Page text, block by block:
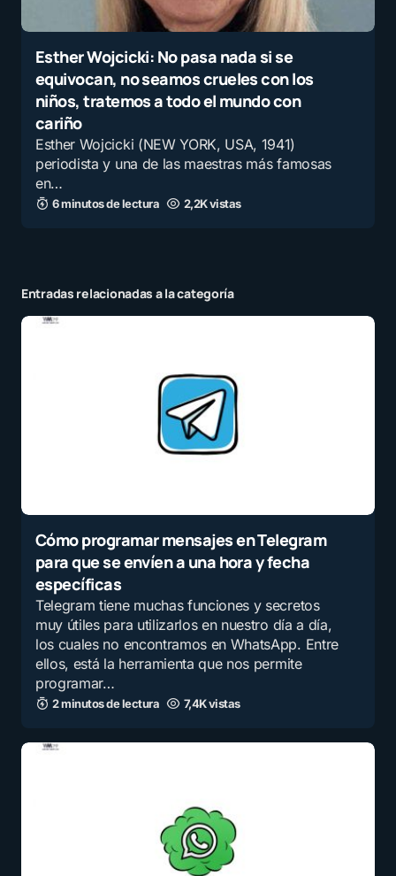
Esther Wojcicki: No pasa nada si se
equivocan, no seamos crueles con los
niños, tratemos a todo el mundo con
cariño
Esther Wojcicki (NEW YORK, USA, 1941)
periodista y una de las maestras más famosas
en…
6 minutos de lectura 2,2K vistas
Entradas relacionadas a la categoría
Cómo programar mensajes en Telegram
para que se envíen a una hora y fecha
específicas
Telegram tiene muchas funciones y secretos
muy útiles para utilizarlos en nuestro día a día,
los cuales no encontramos en WhatsApp. Entre
ellos, está la herramienta que nos permite
programar…
2 minutos de lectura 7,4K vistas